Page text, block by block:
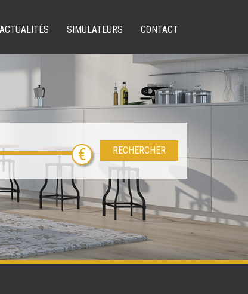
ACTUALITÉS SIMULATEURS CONTACT
RECHERCHER